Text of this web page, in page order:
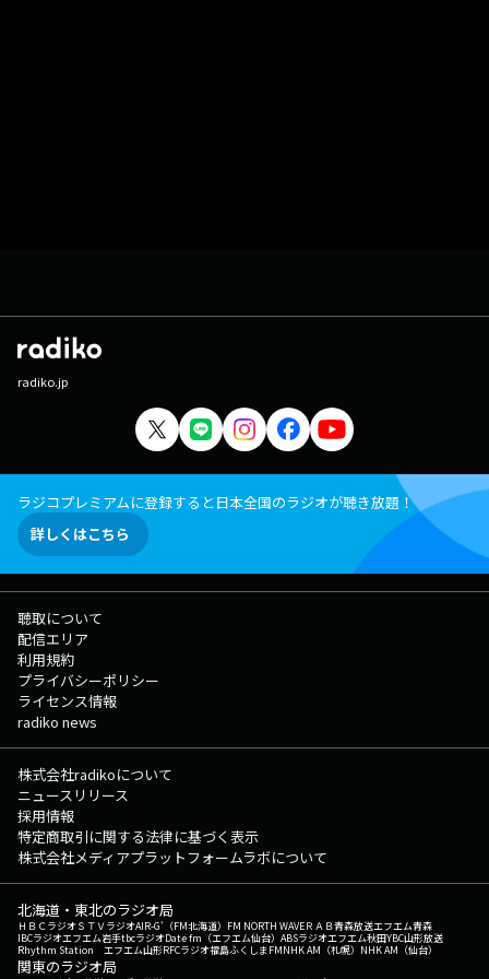
radiko.jp
ラジコプレミアムに登録すると日本全国のラジオが聴き放題！
詳しくはこちら
聴取について
配信エリア
利用規約
プライバシーポリシー
ライセンス情報
radiko news
株式会社radikoについて
ニュースリリース
採用情報
特定商取引に関する法律に基づく表示
株式会社メディアプラットフォームラボについて
北海道・東北のラジオ局
ＨＢＣラジオＳＴＶラジオAIR-G'（FM北海道） FM NORTH WAVEＲＡＢ青森放送エフエム青森
IBCラジオエフエム岩手tbcラジオDate fm（エフエム仙台） ABSラジオエフエム秋田YBC山形放送
Rhythm Station エフエム山形RFCラジオ福島ふくしまFMNHK AM（札幌） NHK AM（仙台）
関東のラジオ局